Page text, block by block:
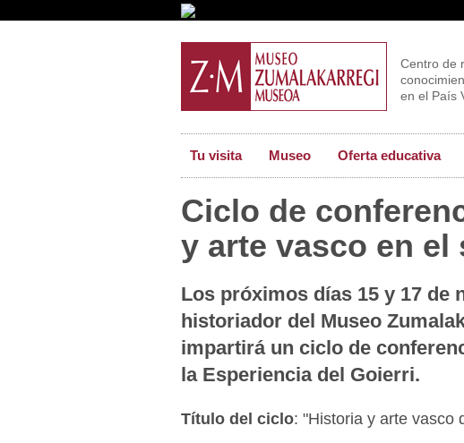
Centro de
en el País
Tu visita Museo Oferta educativa
Ciclo de
y arte vasco en el
Los próximos días 15 y 17 de
historiador del Museo
impartirá un ciclo de
la Esperiencia del Goierri.
Título del ciclo: "Historia y arte vasco